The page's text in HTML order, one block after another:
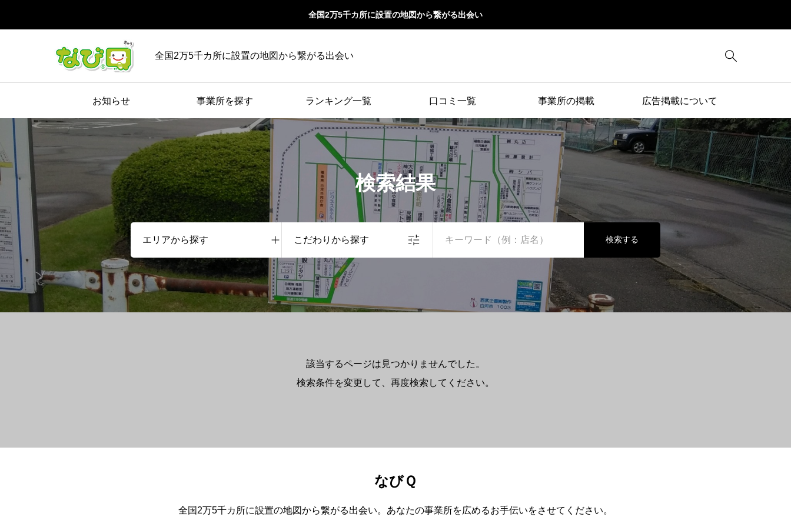
全国2万5千カ所に設置の地図から繋がる出会い
全国2万5千カ所に設置の地図から繋がる出会い 
お知らせ 事業所を探す ランキング一覧 口コミ一覧 事業所の掲載 広告掲載について
検索結果
こだわりから探す 検索する
該当するページは見つかりませんでした。
検索条件を変更して、再度検索してください。
なびＱ
全国2万5千カ所に設置の地図から繋がる出会い。あなたの事業所を広めるお手伝いをさせてください。